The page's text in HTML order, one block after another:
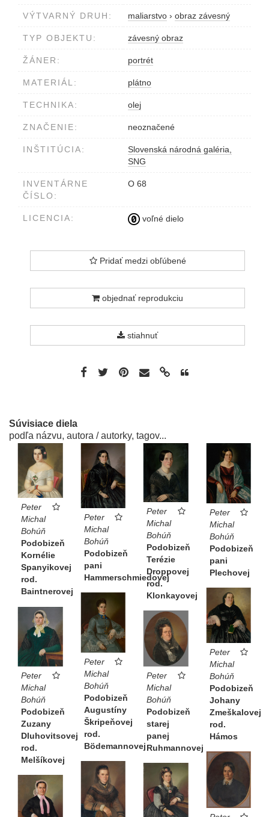
VÝTVARNÝ DRUH: maliarstvo › obraz závesný
TYP OBJEKTU: závesný obraz
ŽÁNER: portrét
MATERIÁL: plátno
TECHNIKA: olej
ZNAČENIE: neoznačené
INŠTITÚCIA:
Slovenská národná galéria,
SNG
INVENTÁRNE
ČÍSLO:
O 68
LICENCIA: voľné dielo
Pridať medzi obľúbené
objednať reprodukciu
stiahnuť
Súvisiace diela
podľa názvu, autora / autorky, tagov...
Peter
Michal
Bohúň
Podobizeň
Kornélie
Spanyikovej
rod.
Baintnerovej
Peter
Michal
Bohúň
Podobizeň
pani
Hammerschmiedovej
Peter
Michal
Bohúň
Podobizeň
Terézie
Droppovej
rod.
Klonkayovej
Peter
Michal
Bohúň
Podobizeň
pani
Plechovej
Peter
Michal
Bohúň
Podobizeň
Johany
Zmeškalovej
rod.
Hámos
Peter
Michal
Bohúň
Podobizeň
Augustíny
Škripeňovej
rod.
Bödemannovej
Peter
Michal
Bohúň
Podobizeň
Zuzany
Dluhovitsovej
rod.
Melšíkovej
Peter
Michal
Bohúň
Podobizeň
starej
panej
Ruhmannovej